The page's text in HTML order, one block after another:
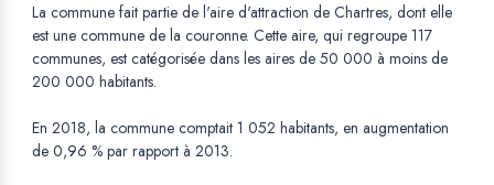
La commune fait partie de l'aire d'attraction de Chartres, dont elle
est une commune de la couronne. Cette aire, qui regroupe 117
communes, est catégorisée dans les aires de 50 000 à moins de
200 000 habitants.
En 2018, la commune comptait 1 052 habitants, en augmentation
de 0,96 % par rapport à 2013.